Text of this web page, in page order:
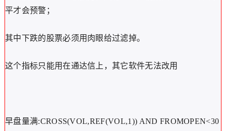
平才会预警；
其中下跌的股票必须用肉眼给过滤掉。
这个指标只能用在通达信上，其它软件无法改用
早盘量满:CROSS(VOL,REF(VOL,1)) AND FROMOPEN<30